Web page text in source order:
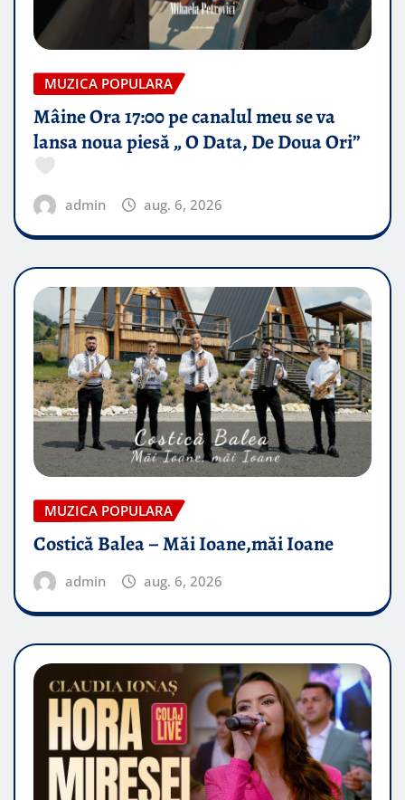
MUZICA POPULARA
Mâine Ora 17:00 pe canalul meu se va
lansa noua piesă „ O Data, De Doua Ori”
admin aug. 6, 2026
MUZICA POPULARA
Costică Balea – Măi Ioane,măi Ioane
admin aug. 6, 2026